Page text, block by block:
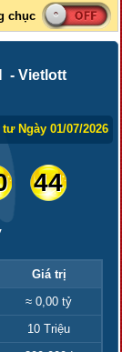
- Vietlott
Ngày 01/07/2026
44
Giá trị
≈ 0,00 tỷ
10 Triệu